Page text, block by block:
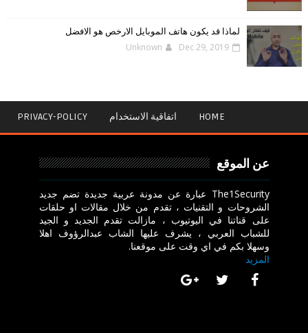
لماذا قد يكون هاتف الموبايل الارخص هو الافضل
Unknown Dec 29, 2019
HOME اتفاقية الاستخدام PRIVACY-POLICY
عن الموقع
The1Security عبارة عن مدونة عربية جديدة تضم جديد
الشروحات و التقنيات ، تقدم من خلال مقالات او حلقات
على قناتنا في اليوتيوب ، مازالت تقدم الجديد و الجيد
للشباب العربي ، يشرف عليها الشاب عبدالرؤوف اهلا
وسهلا بكم في اي وقت على موقعنا.
المزيد